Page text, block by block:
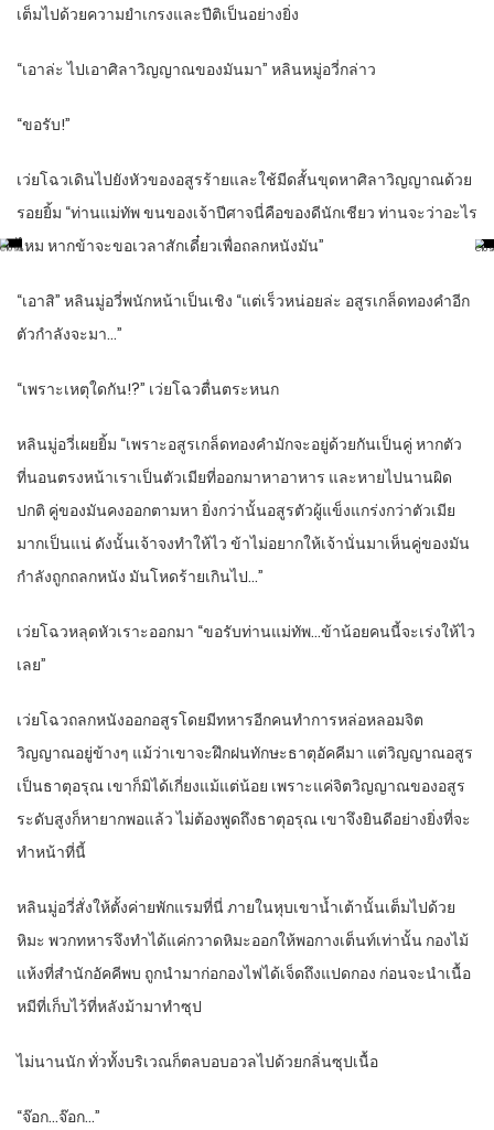
เต็มไปด้วยความยำเกรงและปีติเป็นอย่างยิ่ง
“เอาล่ะ ไปเอาศิลาวิญญาณของมันมา” หลินหมู่อวี่กล่าว
“ขอรับ!”
เว่ยโฉวเดินไปยังหัวของอสูรร้ายและใช้มีดสั้นขุดหาศิลาวิญญาณด้วย
รอยยิ้ม “ท่านแม่ทัพ ขนของเจ้าปีศาจนี่คือของดีนักเชียว ท่านจะว่าอะไร
ไหม หากข้าจะขอเวลาสักเดี๋ยวเพื่อถลกหนังมัน”
“เอาสิ” หลินมู่อวี่พนักหน้าเป็นเชิง “แต่เร็วหน่อยล่ะ อสูรเกล็ดทองคำอีก
ตัวกำลังจะมา…”
“เพราะเหตุใดกัน!?” เว่ยโฉวตื่นตระหนก
หลินมู่อวี่เผยยิ้ม “เพราะอสูรเกล็ดทองคำมักจะอยู่ด้วยกันเป็นคู่ หากตัว
ที่นอนตรงหน้าเราเป็นตัวเมียที่ออกมาหาอาหาร และหายไปนานผิด
ปกติ คู่ของมันคงออกตามหา ยิ่งกว่านั้นอสูรตัวผู้แข็งแกร่งกว่าตัวเมีย
มากเป็นแน่ ดังนั้นเจ้าจงทำให้ไว ข้าไม่อยากให้เจ้านั่นมาเห็นคู่ของมัน
กำลังถูกถลกหนัง มันโหดร้ายเกินไป…”
เว่ยโฉวหลุดหัวเราะออกมา “ขอรับท่านแม่ทัพ…ข้าน้อยคนนี้จะเร่งให้ไว
เลย”
เว่ยโฉวถลกหนังออกอสูรโดยมีทหารอีกคนทำการหล่อหลอมจิต
วิญญาณอยู่ข้างๆ แม้ว่าเขาจะฝึกฝนทักษะธาตุอัคคีมา แต่วิญญาณอสูร
เป็นธาตุอรุณ เขาก็มิได้เกี่ยงแม้แต่น้อย เพราะแค่จิตวิญญาณของอสูร
ระดับสูงก็หายากพอแล้ว ไม่ต้องพูดถึงธาตุอรุณ เขาจึงยินดีอย่างยิ่งที่จะ
ทำหน้าที่นี้
หลินมู่อวี่สั่งให้ตั้งค่ายพักแรมที่นี่ ภายในหุบเขาน้ำเต้านั้นเต็มไปด้วย
หิมะ พวกทหารจึงทำได้แค่กวาดหิมะออกให้พอกางเต็นท์เท่านั้น กองไม้
แห้งที่สำนักอัคคีพบ ถูกนำมาก่อกองไฟได้เจ็ดถึงแปดกอง ก่อนจะนำเนื้อ
หมีที่เก็บไว้ที่หลังม้ามาทำซุป
ไม่นานนัก ทั่วทั้งบริเวณก็ตลบอบอวลไปด้วยกลิ่นซุปเนื้อ
“จ๊อก…จ๊อก…”